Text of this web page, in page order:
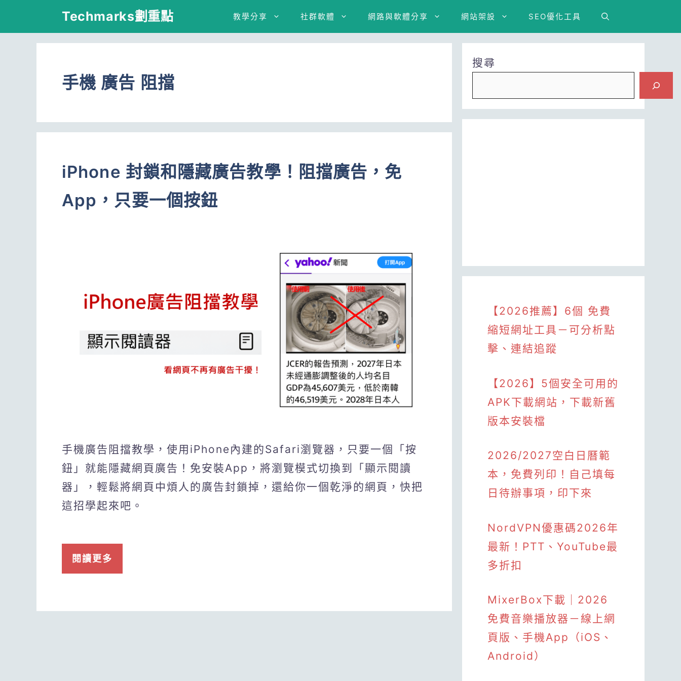
Techmarks劃重點 教學分享 社群軟體 網路與軟體分享 網站架設 SEO優化工具
手機 廣告 阻擋
iPhone 封鎖和隱藏廣告教學！阻擋廣告，免
App，只要一個按鈕
手機廣告阻擋教學，使用iPhone內建的Safari瀏覽器，只要一個「按
鈕」就能隱藏網頁廣告！免安裝App，將瀏覽模式切換到「顯示閱讀
器」，輕鬆將網頁中煩人的廣告封鎖掉，還給你一個乾淨的網頁，快把
這招學起來吧。
閱讀更多
搜尋
【2026推薦】6個 免費
縮短網址工具－可分析點
擊、連結追蹤
【2026】5個安全可用的
APK下載網站，下載新舊
版本安裝檔
2026/2027空白日曆範
本，免費列印！自己填每
日待辦事項，印下來
NordVPN優惠碼2026年
最新！PTT、YouTube最
多折扣
MixerBox下載｜2026
免費音樂播放器－線上網
頁版、手機App（iOS、
Android）